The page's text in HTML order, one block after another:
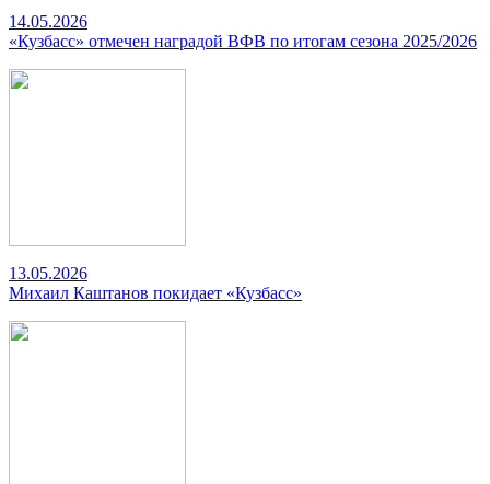
14.05.2026
«Кузбасс» отмечен наградой ВФВ по итогам сезона 2025/2026
13.05.2026
Михаил Каштанов покидает «Кузбасс»